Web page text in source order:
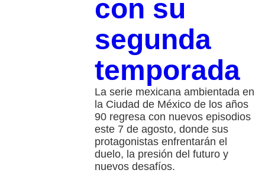
con su
segunda
temporada
La serie mexicana ambientada en
la Ciudad de México de los años
90 regresa con nuevos episodios
este 7 de agosto, donde sus
protagonistas enfrentarán el
duelo, la presión del futuro y
nuevos desafíos.